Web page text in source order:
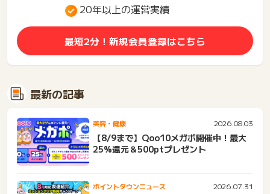
20年以上の運営実績
最短2分！新規会員登録はこちら
最新の記事
美容・健康 2026.08.03
【8/9まで】Qoo10メガポ開催中！最大
25%還元＆500ptプレゼント
ポイントタウンニュース 2026.07.31